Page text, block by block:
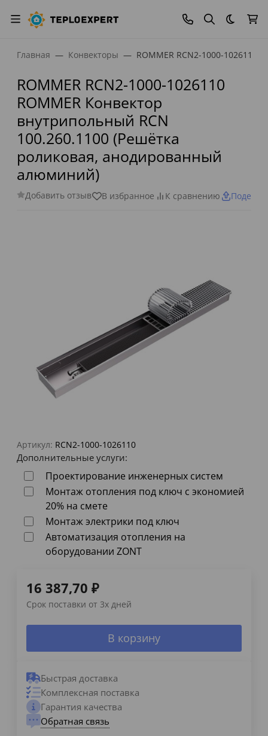
Темная
Главная Конвекторы ROMMER RCN2-1000-1026110
ROMMER RCN2-1000-1026110
ROMMER Конвектор
внутрипольный RCN
100.260.1100 (Решётка
роликовая, анодированный
алюминий)
Добавить отзыв В избранное К сравнению
Артикул: RCN2-1000-1026110
Дополнительные услуги:
Проектирование инженерных систем
Монтаж отопления под ключ с экономией
20% на смете
Монтаж электрики под ключ
Автоматизация отопления на
оборудовании ZONT
16 387,70 ₽
Срок поставки от 3х дней
В корзину
Быстрая доставка
Комплексная поставка
Гарантия качества
Обратная связь